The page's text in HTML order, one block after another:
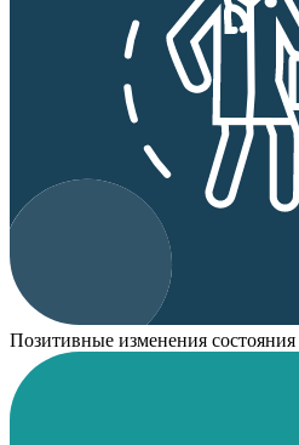
Позитивные изменения состояния